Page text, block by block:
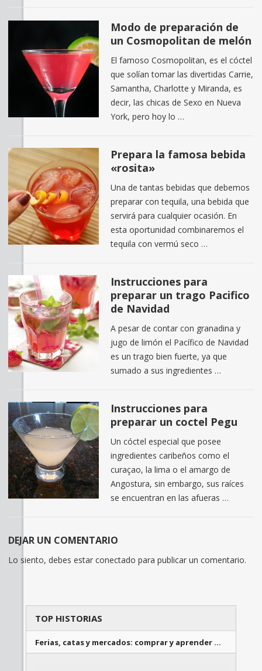
Modo de preparación de
un Cosmopolitan de melón
El famoso Cosmopolitan, es el cóctel
que solían tomar las divertidas Carrie,
Samantha, Charlotte y Miranda, es
decir, las chicas de Sexo en Nueva
York, pero hoy lo …
Prepara la famosa bebida
«rosita»
Una de tantas bebidas que debemos
preparar con tequila, una bebida que
servirá para cualquier ocasión. En
esta oportunidad combinaremos el
tequila con vermú seco …
Instrucciones para
preparar un trago Pacifico
de Navidad
A pesar de contar con granadina y
jugo de limón el Pacífico de Navidad
es un trago bien fuerte, ya que
sumado a sus ingredientes …
Instrucciones para
preparar un coctel Pegu
Un cóctel especial que posee
ingredientes caribeños como el
curaçao, la lima o el amargo de
Angostura, sin embargo, sus raíces
se encuentran en las afueras …
DEJAR UN COMENTARIO
Lo siento, debes estar conectado para publicar un comentario.
TOP HISTORIAS
Ferias, catas y mercados: comprar y aprender …